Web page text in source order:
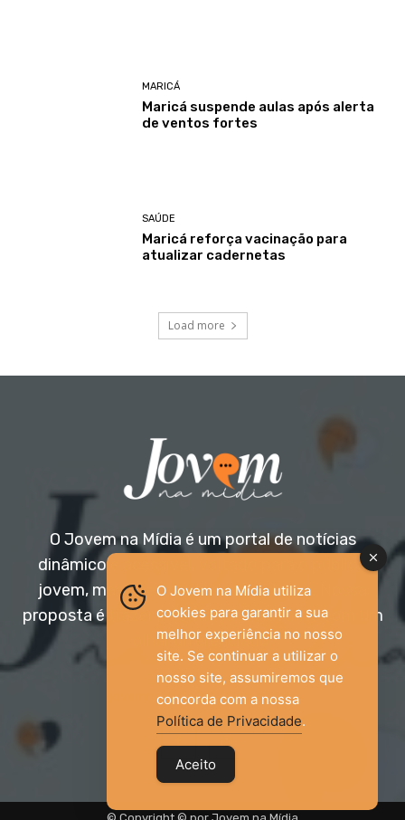
MARICÁ
Maricá suspende aulas após alerta
de ventos fortes
SAÚDE
Maricá reforça vacinação para
atualizar cadernetas
Load more
O Jovem na Mídia é um portal de notícias
dinâmico e acessível, voltado para o público
jovem, mas aberto a todas as idades. Nossa
proposta é trazer informação relevante com um
olhar diferenciado.
Entre em contato:
jovemnamidia2017@gmail.com
O Jovem na Mídia utiliza
cookies para garantir a sua
melhor experiência no nosso
site. Se continuar a utilizar o
nosso site, assumiremos que
concorda com a nossa
Política de Privacidade.
Aceito